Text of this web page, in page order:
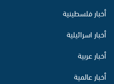
أخبار فلسطينية
أخبار اسرائيلية
أخبار عربية
أخبار عالمية